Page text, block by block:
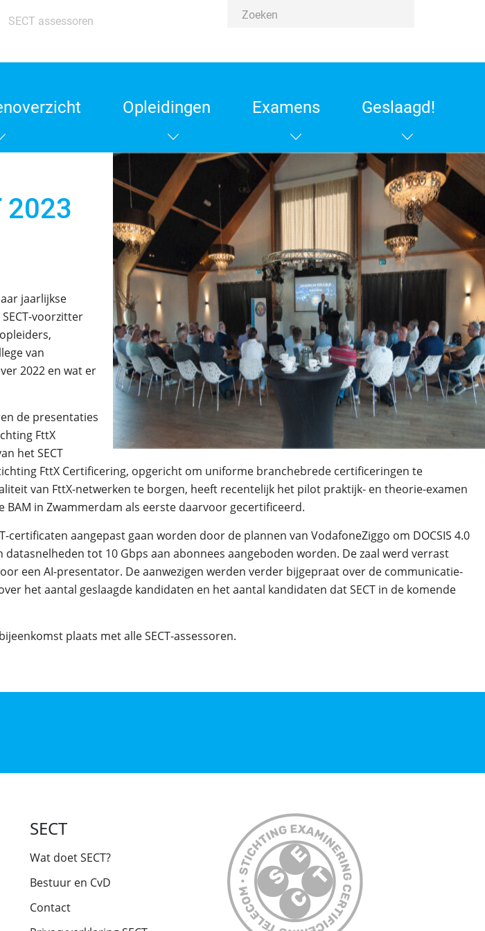
SECT assessoren
Opleidingen Examens Geslaagd!
2023
jaarlijkse
voorzitter
van
2022 en wat er
de presentaties
FttX
het SECT
FttX Certificering, opgericht om uniforme branchebrede certificeringen te
van FttX-netwerken te borgen, heeft recentelijk het pilot praktijk- en theorie-examen
BAM in Zwammerdam als eerste daarvoor gecertificeerd.
certificaten aangepast gaan worden door de plannen van VodafoneZiggo om DOCSIS 4.0
tot 10 Gbps aan abonnees aangeboden worden. De zaal werd verrast
een AI-presentator. De aanwezigen werden verder bijgepraat over de communicatie-
het aantal geslaagde kandidaten en het aantal kandidaten dat SECT in de komende
plaats met alle SECT-assessoren.
SECT
Wat doet SECT?
Bestuur en CvD
Contact